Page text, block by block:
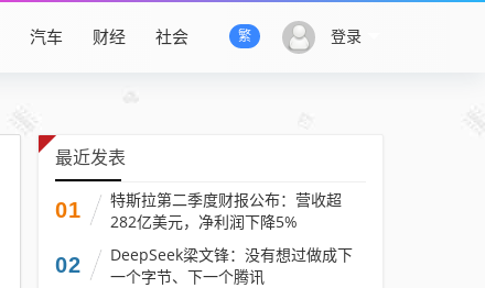
登录
繁
汽车 财经 社会
最近发表
01
特斯拉第二季度财报公布：营收超
282亿美元，净利润下降5%
02
DeepSeek梁文锋：没有想过做成下
一个字节、下一个腾讯